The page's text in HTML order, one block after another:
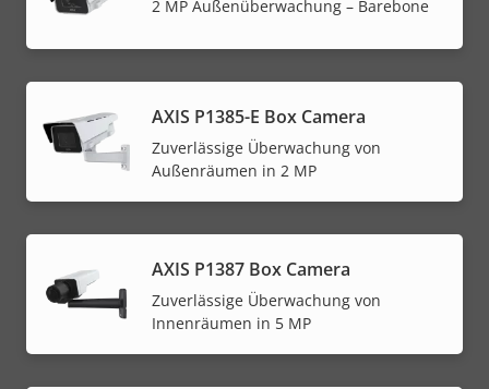
2 MP Außenüberwachung – Barebone
AXIS P1385-E Box Camera
Zuverlässige Überwachung von
Außenräumen in 2 MP
AXIS P1387 Box Camera
Zuverlässige Überwachung von
Innenräumen in 5 MP
menu